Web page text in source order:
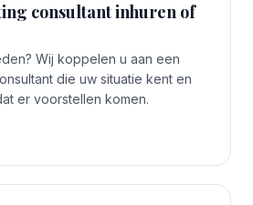
consultant inhuren of
Wij koppelen u aan een
die uw situatie kent en
er voorstellen komen.